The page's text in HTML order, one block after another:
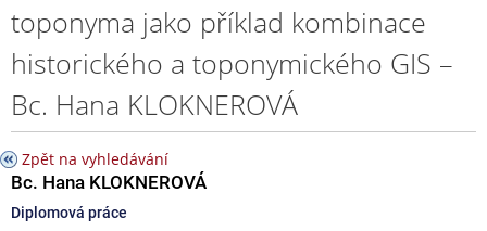
toponyma jako příklad kombinace
historického a toponymického GIS –
Bc. Hana KLOKNEROVÁ
Zpět na vyhledávání
Bc. Hana KLOKNEROVÁ
Diplomová práce